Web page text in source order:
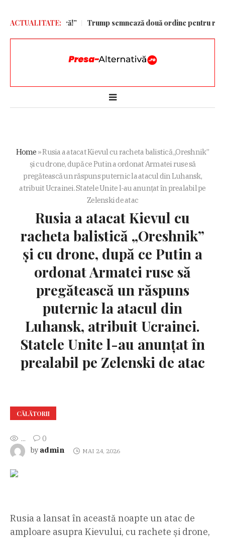
ACTUALITATE:
să doară!” Trump semnează două ordine pentru
Home »Rusia a atacat Kievul cu racheta balistică „Oreshnik”
și cu drone, după ce Putin a ordonat Armatei ruse să
pregătească un răspuns puternic la atacul din Luhansk,
atribuit Ucrainei. Statele Unite l-au anunțat în prealabil pe
Zelenski de atac
Rusia a atacat Kievul cu
racheta balistică „Oreshnik”
și cu drone, după ce Putin a
ordonat Armatei ruse să
pregătească un răspuns
puternic la atacul din
Luhansk, atribuit Ucrainei.
Statele Unite l-au anunțat în
prealabil pe Zelenski de atac
CĂLĂTORII
...
0
by admin MAI 24, 2026
Rusia a lansat în această noapte un atac de
amploare asupra Kievului, cu rachete și drone,